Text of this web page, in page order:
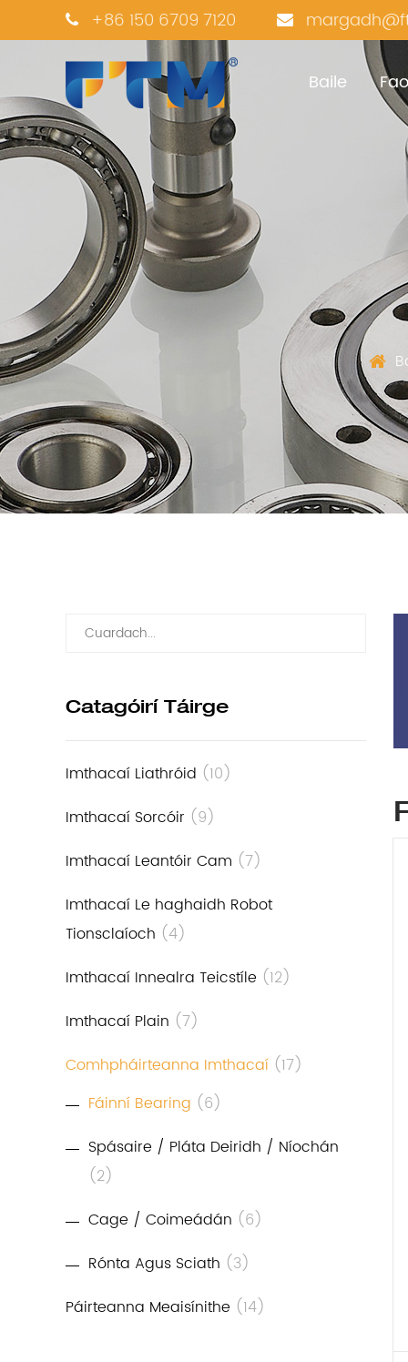
+86 150 6709 7120
Baile
Catagóirí Táirge
Imthacaí Liathróid (10)
Imthacaí Sorcóir (9)
Imthacaí Leantóir Cam (7)
Imthacaí Le haghaidh Robot
Tionsclaíoch (4)
Imthacaí Innealra Teicstíle (12)
Imthacaí Plain (7)
Comhpháirteanna Imthacaí (17)
Fáinní Bearing (6)
Spásaire / Pláta Deiridh / Níochán
(2)
Cage / Coimeádán (6)
Rónta Agus Sciath (3)
Páirteanna Meaisínithe (14)